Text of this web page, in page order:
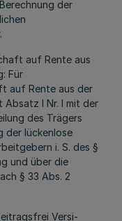
der
auf Rente aus
Für
auf Rente aus der
Absatz l Nr. l mit der
des Trägers
der lückenlose
i. S. des §
und über die
§ 33 Abs. 2
Versi-